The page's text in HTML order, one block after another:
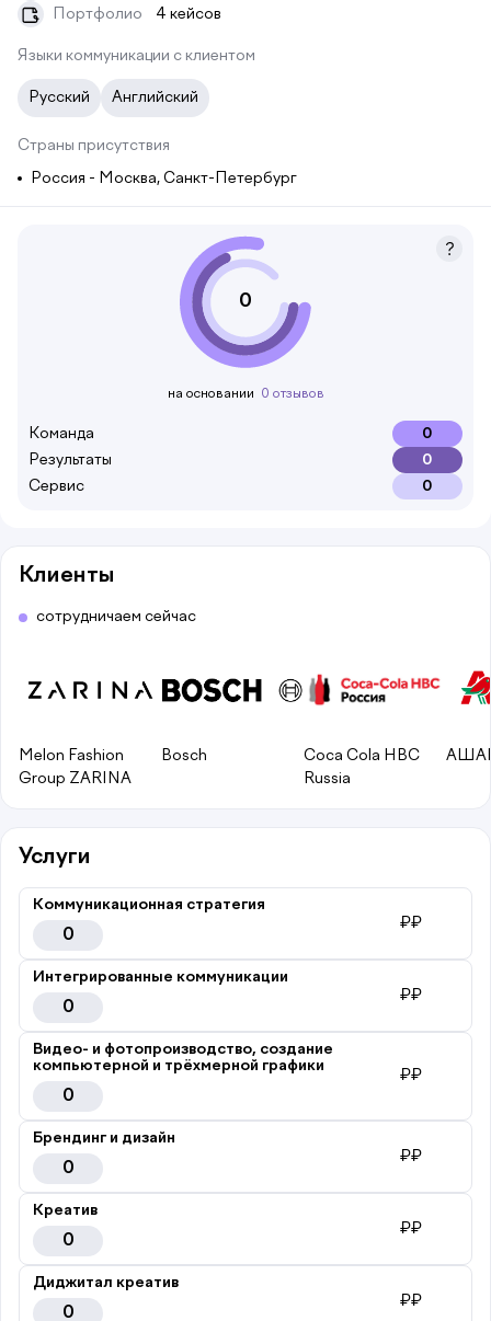
Портфолио
4 кейсов
Языки коммуникации с клиентом
Русский Английский
Страны присутствия
Россия - Москва, Санкт-Петербург
0
на основании 0 отзывов
Команда
0
Результаты
0
Сервис
0
Клиенты
сотрудничаем сейчас
Melon Fashion
Group ZARINA
Bosch
Coca Cola HBC
Russia
Услуги
Коммуникационная стратегия
0
₽₽
Интегрированные коммуникации
0
₽₽
Видео- и фотопроизводство, создание
компьютерной и трёхмерной графики
0
₽₽
Брендинг и дизайн
0
₽₽
Креатив
0
₽₽
Диджитал креатив
0
₽₽